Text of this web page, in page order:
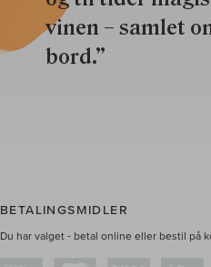
vinen – samlet
bord.”
BETALINGSMIDLER
Du har valget - betal online eller bestil på